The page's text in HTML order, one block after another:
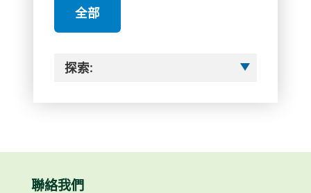
全部
探索:
聯絡我們